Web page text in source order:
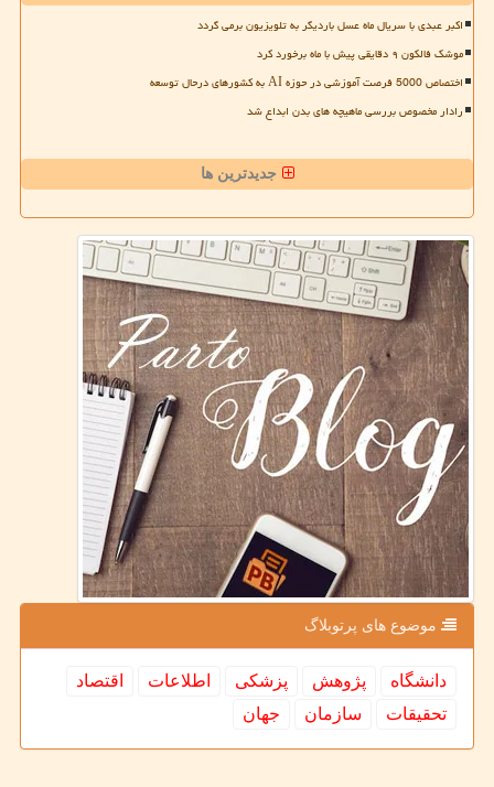
اکبر عبدی با سریال ماه عسل باردیگر به تلویزیون برمی گردد
موشک فالکون ۹ دقایقی پیش با ماه برخورد کرد
اختصاص 5000 فرصت آموزشی در حوزه AI به کشورهای درحال توسعه
رادار مخصوص بررسی ماهیچه های بدن ابداع شد
جدیدترین ها
موضوع های پرتوبلاگ
دانشگاه پژوهش پزشكی اطلاعات
اقتصاد
تحقیقات
سازمان جهان